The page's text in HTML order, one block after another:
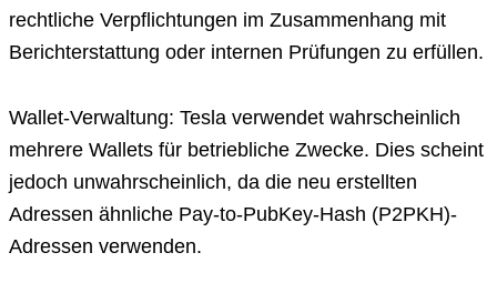
rechtliche Verpflichtungen im Zusammenhang mit
Berichterstattung oder internen Prüfungen zu erfüllen.
Wallet-Verwaltung: Tesla verwendet wahrscheinlich
mehrere Wallets für betriebliche Zwecke. Dies scheint
jedoch unwahrscheinlich, da die neu erstellten
Adressen ähnliche Pay-to-PubKey-Hash (P2PKH)-
Adressen verwenden.